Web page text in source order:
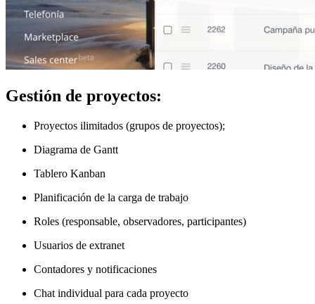
Gestión de proyectos:
Proyectos ilimitados (grupos de proyectos);
Diagrama de Gantt
Tablero Kanban
Planificación de la carga de trabajo
Roles (responsable, observadores, participantes)
Usuarios de extranet
Contadores y notificaciones
Chat individual para cada proyecto